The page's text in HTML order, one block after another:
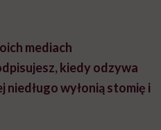
mediach
kiedy odzywa
wyłonią stomię i